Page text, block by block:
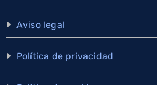
Aviso legal
Política de privacidad